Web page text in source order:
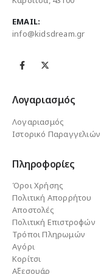
EMAIL:
info@kidsdream.gr
Λογαριασμός
Λογαριασμός
Ιστορικό Παραγγελιών
Πληροφορίες
Όροι Χρήσης
Πολιτική Απορρήτου
Αποστολές
Πολιτική Επιστροφών
Τρόποι Πληρωμών
Αγόρι
Κορίτσι
Αξεσουάρ